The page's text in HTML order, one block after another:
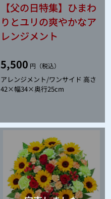
【父の日特集】ひまわ
りとユリの爽やかなア
レンジメント
5,500 円（税込）
アレンジメント/ワンサイド 高さ
42×幅34×奥行25cm